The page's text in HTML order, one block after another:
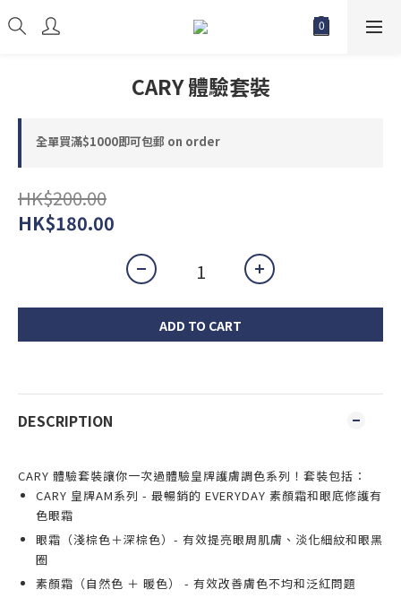
CARY 體驗套裝
全單買滿$1000即可包郵 on order
HK$200.00
HK$180.00
ADD TO CART
DESCRIPTION
CARY 體驗套裝讓你一次過體驗皇牌護膚調色系列！套裝包括：
CARY 皇牌AM系列 - 最暢銷的 EVERYDAY 素顏霜和眼底修護有
色眼霜
眼霜（淺棕色＋深棕色）- 有效提亮眼周肌膚、淡化細紋和眼黑
圈
素顏霜（自然色 ＋ 暖色） - 有效改善膚色不均和泛紅問題